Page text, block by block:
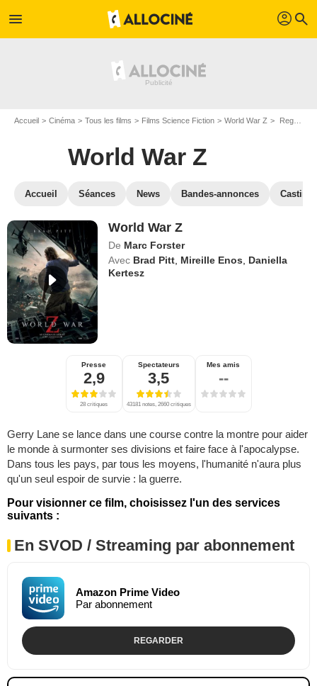
menu profil search
Accueil Cinéma Tous les films Films Science Fiction World War Z Regarder World War Z en SVOD
World War Z
Accueil Séances News Bandes-annonces Casting
World War Z
De Marc Forster
Avec Brad Pitt Mireille Enos
Daniella
Kertesz
Presse
2,9
28 critiques
Spectateurs
3,5
43181 notes, 2660 critiques
Mes amis
--
Gerry Lane se lance dans une course contre la montre pour aider
le monde à surmonter ses divisions et faire face à l'apocalypse.
Dans tous les pays, par tous les moyens, l'humanité n'aura plus
qu'un seul espoir de survie : la guerre.
Pour visionner ce film, choisissez l'un des services
suivants :
En SVOD / Streaming par abonnement
Amazon Prime Video
Par abonnement
REGARDER